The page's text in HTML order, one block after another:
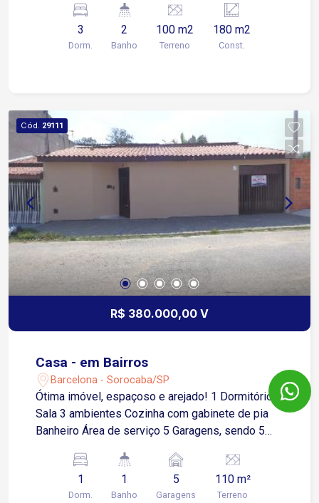
3
Dorm.
2
Banho
100 m2
Terreno
180 m2
Const.
Cód. 29111
R$ 380.000,00 V
Casa - em Bairros
Barcelona - Sorocaba/SP
Ótima imóvel, espaçoso e arejado! 1 Dormitório
Sala 3 ambientes Cozinha com gabinete de pia
Banheiro Área de serviço 5 Garagens, sendo 5
Elétrica Gramado e Pomar Dormitório - 3,63 x
4,17 Sala - 4,10 x 10,35 Dormitório - 3,63 x 4,17
1
Dorm.
1
Banho
5
Garagens
110 m²
Terreno